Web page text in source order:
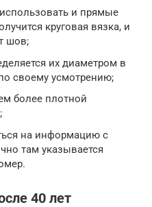
и прямые
круговая вязка, и
шов;
их диаметром в
своему усмотрению;
более плотной
на информацию с
там указывается
40 лет